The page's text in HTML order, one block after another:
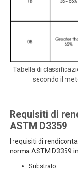
Tabella di
secondo il
Requisiti di
ASTM D3359
I requisiti di
norma ASTM D3359
Substrato